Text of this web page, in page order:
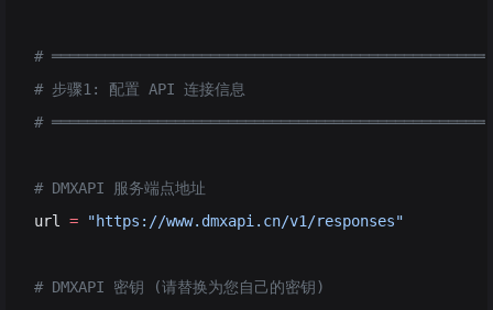
#
# 步骤1: 配置 API 连接信息
#
# DMXAPI 服务端点地址
url = "https://www.dmxapi.cn/v1/responses"
# DMXAPI 密钥 (请替换为您自己的密钥)